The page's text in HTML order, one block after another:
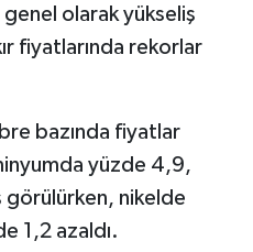
olarak yükseliş
fiyatlarında rekorlar
bazında fiyatlar
yüzde 4,9,
görülürken, nikelde
1,2 azaldı.